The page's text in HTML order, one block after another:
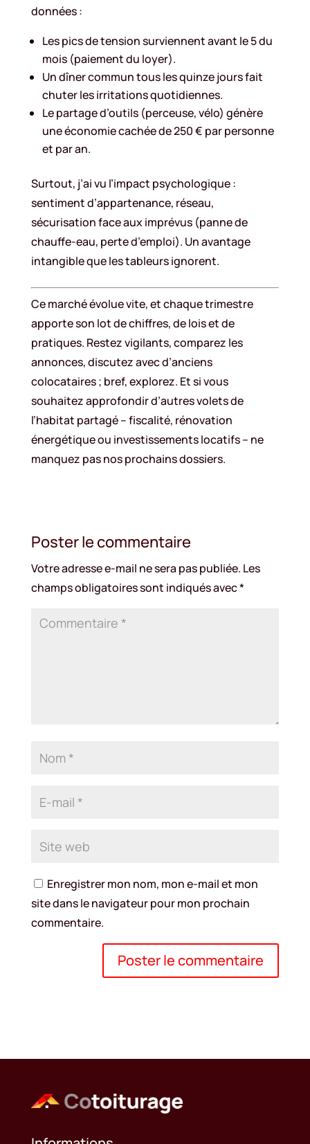
données :
Les pics de tension surviennent avant le 5 du
mois (paiement du loyer).
Un dîner commun tous les quinze jours fait
chuter les irritations quotidiennes.
Le partage d’outils (perceuse, vélo) génère
une économie cachée de 250 € par personne
et par an.
Surtout, j’ai vu l’impact psychologique :
sentiment d’appartenance, réseau,
sécurisation face aux imprévus (panne de
chauffe-eau, perte d’emploi). Un avantage
intangible que les tableurs ignorent.
Ce marché évolue vite, et chaque trimestre
apporte son lot de chiffres, de lois et de
pratiques. Restez vigilants, comparez les
annonces, discutez avec d’anciens
colocataires ; bref, explorez. Et si vous
souhaitez approfondir d’autres volets de
l’habitat partagé – fiscalité, rénovation
énergétique ou investissements locatifs – ne
manquez pas nos prochains dossiers.
Poster le commentaire
Votre adresse e-mail ne sera pas publiée. Les
champs obligatoires sont indiqués avec*
Enregistrer mon nom, mon e-mail et mon
site dans le navigateur pour mon prochain
commentaire.